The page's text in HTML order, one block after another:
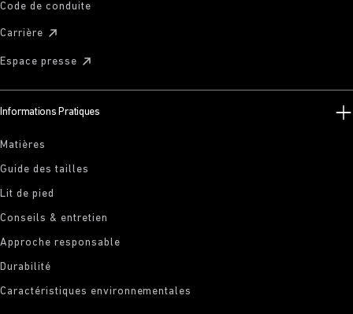
Code de conduite
Carrière
Espace presse
Informations Pratiques
Matières
Guide des tailles
Lit de pied
Conseils & entretien
Approche responsable
Durabilité
Caractéristiques environnementales